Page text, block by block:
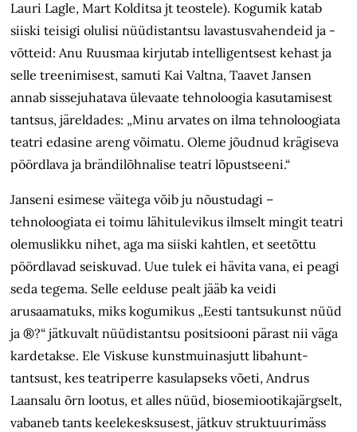
Lauri Lagle, Mart Kolditsa jt teostele). Kogumik katab
siiski teisigi olulisi nüüdistantsu lavastusvahendeid ja -
võtteid: Anu Ruusmaa kirjutab intelligentsest kehast ja
selle treenimisest, samuti Kai Valtna, Taavet Jansen
annab sissejuhatava ülevaate tehnoloogia kasutamisest
tantsus, järeldades: „Minu arvates on ilma tehnoloogiata
teatri edasine areng võimatu. Oleme jõudnud krägiseva
pöördlava ja brändilõhnalise teatri lõpustseeni.“
Janseni esimese väitega võib ju nõustudagi –
tehnoloogiata ei toimu lähitulevikus ilmselt mingit teatri
olemuslikku nihet, aga ma siiski kahtlen, et seetõttu
pöördlavad seiskuvad. Uue tulek ei hävita vana, ei peagi
seda tegema. Selle eelduse pealt jääb ka veidi
arusaamatuks, miks kogumikus „Eesti tantsukunst nüüd
ja ®?“ jätkuvalt nüüdistantsu positsiooni pärast nii väga
kardetakse. Ele Viskuse kunstmuinasjutt libahunt-
tantsust, kes teatriperre kasulapseks võeti, Andrus
Laansalu õrn lootus, et alles nüüd, biosemiootikajärgselt,
vabaneb tants keelekesksusest, jätkuv struktuurimäss